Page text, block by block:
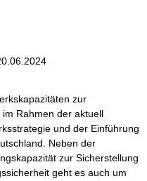
zur
Rahmen der aktuell
und der Einführung
Neben der
zur Sicherstellung
geht es auch um